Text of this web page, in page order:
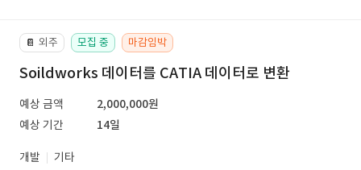
📔 외주 모집 중 마감임박
Soildworks 데이터를 CATIA 데이터로 변환
예상 금액
2,000,000원
예상 기간
14일
개발
기타